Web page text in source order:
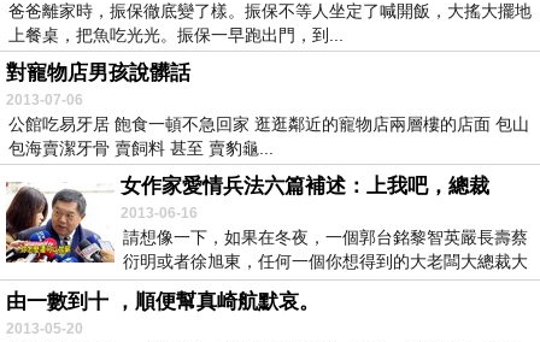
爸爸離家時，振保徹底變了樣。振保不等人坐定了喊開飯，大搖大擺地
上餐桌，把魚吃光光。振保一早跑出門，到...
對寵物店男孩說髒話
2013-07-06
公館吃易牙居 飽食一頓不急回家 逛逛鄰近的寵物店兩層樓的店面 包山
包海賣潔牙骨 賣飼料 甚至 賣豹龜...
女作家愛情兵法六篇補述：上我吧，總裁
2013-06-16
請想像一下，如果在冬夜，一個郭台銘黎智英嚴長壽蔡
衍明或者徐旭東，任何一個你想得到的大老闆大總裁大
企業...
由一數到十 ，順便幫真崎航默哀。
2013-05-20